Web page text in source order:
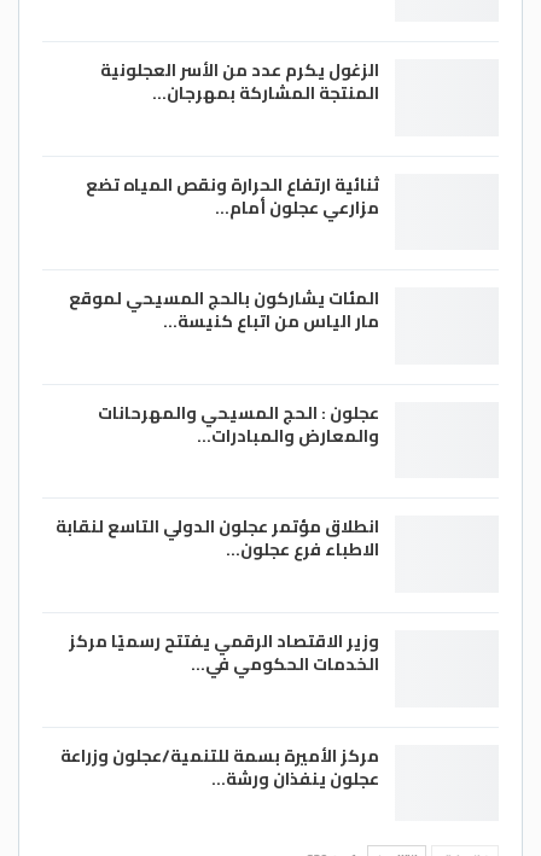
الزغول يكرم عدد من الأسر العجلونية
المنتجة المشاركة بمهرجان…
ثنائية ارتفاع الحرارة ونقص المياه تضع
مزارعي عجلون أمام…
المئات يشاركون بالحج المسيحي لموقع
مار الياس من اتباع كنيسة…
عجلون : الحج المسيحي والمهرحانات
والمعارض والمبادرات…
انطلاق مؤتمر عجلون الدولي التاسع لنقابة
الاطباء فرع عجلون…
وزير الاقتصاد الرقمي يفتتح رسميًا مركز
الخدمات الحكومي في…
مركز الأميرة بسمة للتنمية/عجلون وزراعة
عجلون ينفذان ورشة…